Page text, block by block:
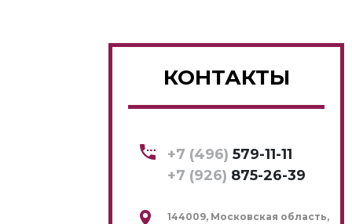
КОНТАКТЫ
+7 (496) 579-11-11
+7 (926) 875-26-39
144009, Московская область,